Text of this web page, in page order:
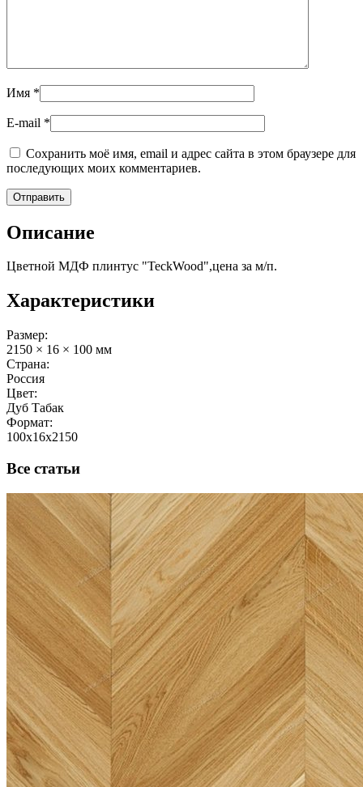
Имя *
E-mail *
Сохранить моё имя, email и адрес сайта в этом браузере для
последующих моих комментариев.
Описание
Цветной МДФ плинтус "TeckWood",цена за м/п.
Характеристики
Размер:
2150 × 16 × 100 мм
Страна:
Россия
Цвет:
Дуб Табак
Формат:
100x16x2150
Все статьи